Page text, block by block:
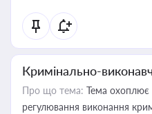
Кримінально-
Про що тема: Тема охоплює
регулювання виконання